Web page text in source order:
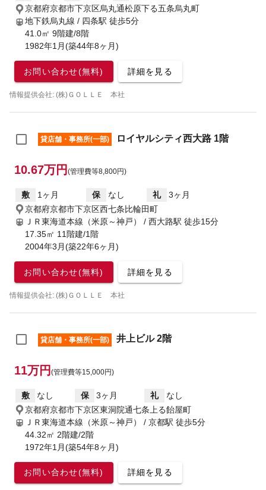
京都府京都市下京区烏丸通松原下る五条烏丸町
地下鉄烏丸線 / 四条駅 徒歩5分
41.0㎡ 9階建/8階
1982年1月(築44年8ヶ月)
お問い合わせ(無料) 詳細を見る
情報提供会社: (株)ＧＯＬＬＥ 本社
貸店舗・事務所(一部) ロイヤルシティ西大路 1階
10.67万円 (管理費等8,800円)
敷 1ヶ月 保 なし 礼
3ヶ月
京都府京都市下京区西七条比輪田町
ＪＲ東海道本線（米原～神戸） / 西大路駅 徒歩15分
17.35㎡ 11階建/1階
2004年3月(築22年6ヶ月)
お問い合わせ(無料) 詳細を見る
情報提供会社: (株)ＧＯＬＬＥ 本社
貸店舗・事務所(一部) 井上ビル 2階
11万円 (管理費等15,000円)
敷 なし 保 3ヶ月 礼
なし
京都府京都市下京区東洞院通七条上る飴屋町
ＪＲ東海道本線（米原～神戸） / 京都駅 徒歩5分
44.32㎡ 2階建/2階
1972年1月(築54年8ヶ月)
お問い合わせ(無料) 詳細を見る